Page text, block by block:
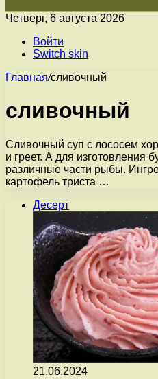
Четверг, 6 августа 2026
Войти
Switch skin
Главная/сливочный
сливочный
Сливочный суп с лососем
и греет. А для изготовления
различные части рыбы.
картофель триста …
Десерт
21.06.2024